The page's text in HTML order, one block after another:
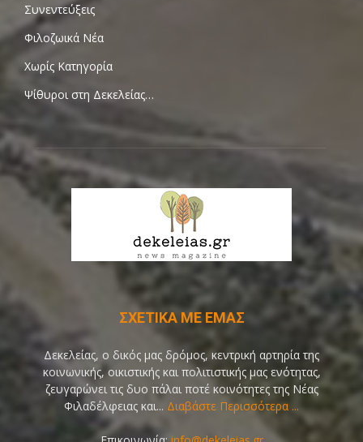
Συνεντεύξεις
Φιλοζωικά Νέα
Χωρίς Κατηγορία
Ψίθυροι στη Δεκελείας…
ΣΧΕΤΙΚΑ ΜΕ ΕΜΑΣ
Δεκελείας, ο δικός μας δρόμος, κεντρική αρτηρία της
κοινωνικής, οικιστικής και πολιτιστικής μας ενότητας,
ζευγαρώνει τις δυο πάλαι ποτέ κοινότητες της Νέας
Φιλαδέλφειας και... Διαβάστε Περισσότερα ...